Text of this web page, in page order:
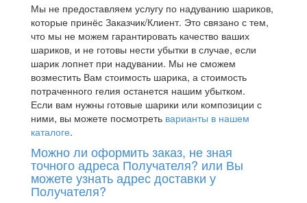
Мы не предоставляем услугу по надуванию шариков,
которые принёс Заказчик/Клиент. Это связано с тем,
что мы не можем гарантировать качество ваших
шариков, и не готовы нести убытки в случае, если
шарик лопнет при надувании. Мы не сможем
возместить Вам стоимость шарика, а стоимость
потраченного гелия останется нашим убытком.
Если вам нужны готовые шарики или композиции с
ними, вы можете посмотреть варианты в нашем
каталоге.
Можно ли оформить заказ, не зная
точного адреса Получателя? или Вы
можете узнать адрес доставки у
Получателя?